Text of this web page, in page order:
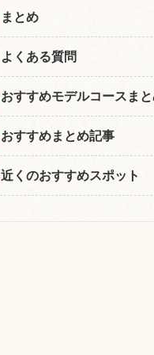
まとめ
よくある質問
おすすめモデルコースま
おすすめまとめ記事
近くのおすすめスポット